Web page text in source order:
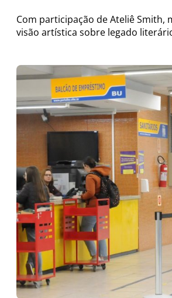
Com participação de Ateliê Smith,
visão artística sobre legado